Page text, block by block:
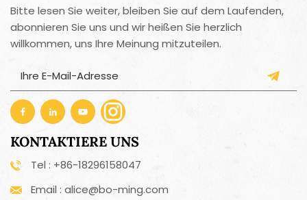
Bitte lesen Sie weiter, bleiben Sie auf dem Laufenden,
abonnieren Sie uns und wir heißen Sie herzlich
willkommen, uns Ihre Meinung mitzuteilen.
KONTAKTIERE UNS
Tel : +86-18296158047
Email : alice@bo-ming.com